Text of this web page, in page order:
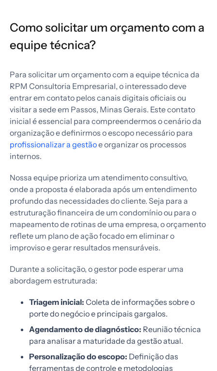
Como solicitar um orçamento com a
equipe técnica?
Para solicitar um orçamento com a equipe técnica da
RPM Consultoria Empresarial, o interessado deve
entrar em contato pelos canais digitais oficiais ou
visitar a sede em Passos, Minas Gerais. Este contato
inicial é essencial para compreendermos o cenário da
organização e definirmos o escopo necessário para
profissionalizar a gestãoe organizar os processos
internos.
Nossa equipe prioriza um atendimento consultivo,
onde a proposta é elaborada após um entendimento
profundo das necessidades do cliente. Seja para a
estruturação financeira de um condomínio ou para o
mapeamento de rotinas de uma empresa, o orçamento
reflete um plano de ação focado em eliminar o
improviso e gerar resultados mensuráveis.
Durante a solicitação, o gestor pode esperar uma
abordagem estruturada:
Triagem inicial: Coleta de informações sobre o
porte do negócio e principais gargalos.
Agendamento de diagnóstico: Reunião técnica
para analisar a maturidade da gestão atual.
Personalização do escopo: Definição das
ferramentas de controle e metodologias